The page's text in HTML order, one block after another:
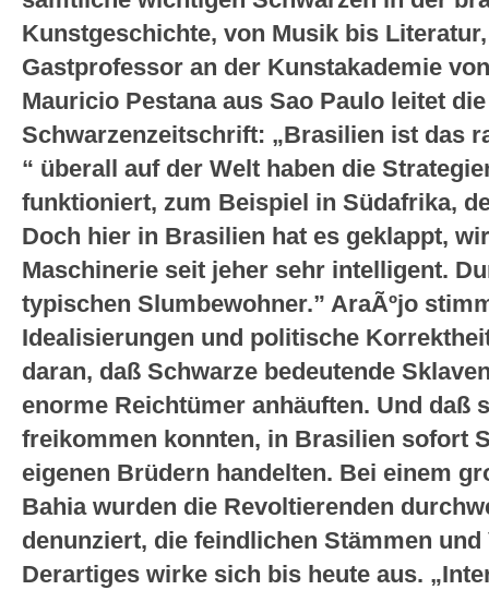
Kunstgeschichte, von Musik bis
Gastprofessor an der Kunstakademie
Mauricio Pestana aus Sao Paulo leitet
Schwarzenzeitschrift: „Brasilien ist das
“ überall auf der Welt haben die
funktioniert, zum Beispiel in Südafrika,
Doch hier in Brasilien hat es geklappt,
Maschinerie seit jeher sehr intelligent.
typischen Slumbewohner.” AraÃºjo
Idealisierungen und politische
daran, daß Schwarze bedeutende
enorme Reichtümer anhäuften. Und daß
freikommen konnten, in Brasilien sofort
eigenen Brüdern handelten. Bei einem
Bahia wurden die Revoltierenden
denunziert, die feindlichen Stämmen
Derartiges wirke sich bis heute aus.